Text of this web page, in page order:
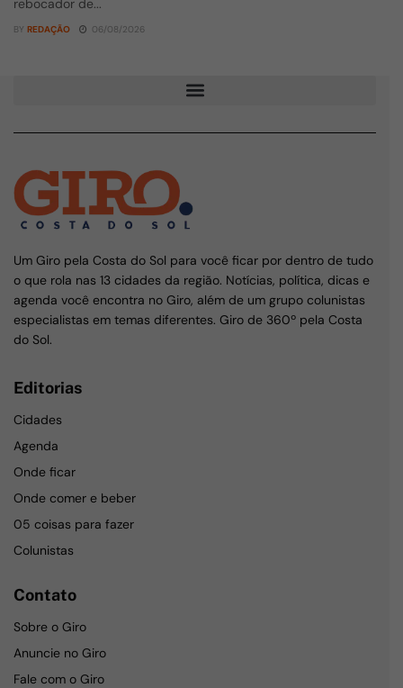
rebocador de...
BY REDAÇÃO 06/08/2026
Um Giro pela Costa do Sol para você ficar por dentro de tudo
o que rola nas 13 cidades da região. Notícias, política, dicas e
agenda você encontra no Giro, além de um grupo colunistas
especialistas em temas diferentes. Giro de 360º pela Costa
do Sol.
Editorias
Cidades
Agenda
Onde ficar
Onde comer e beber
05 coisas para fazer
Colunistas
Contato
Sobre o Giro
Anuncie no Giro
Fale com o Giro